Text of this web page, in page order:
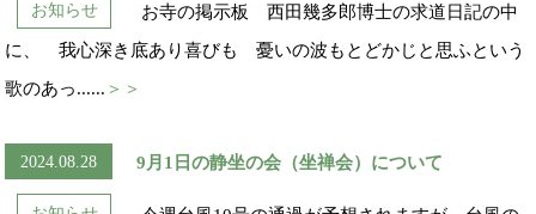
お知らせ
お寺の掲示板 西田幾多郎博士の求道日記の中
に、 我心深き底あり喜びも 憂いの波もとどかじと思ふという
歌のあっ...... ＞＞
2024.08.28 9月1日の静坐の会（坐禅会）について